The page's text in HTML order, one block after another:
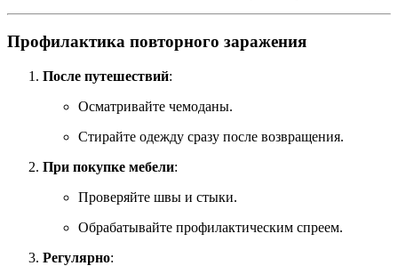
Профилактика повторного заражения
После путешествий:
Осматривайте чемоданы.
Стирайте одежду сразу после возвращения.
При покупке мебели:
Проверяйте швы и стыки.
Обрабатывайте профилактическим спреем.
Регулярно: